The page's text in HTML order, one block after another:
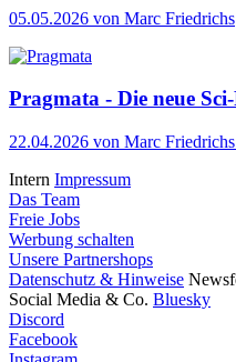
05.05.2026 von Marc Friedrichs
Pragmata - Die neue
22.04.2026 von Marc Friedrichs
Intern Impressum
Das Team
Freie Jobs
Werbung schalten
Unsere Partnershops
Datenschutz & Hinweise
Social Media & Co. Bluesky
Discord
Facebook